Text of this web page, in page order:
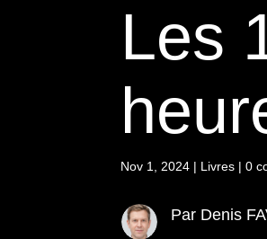
Les
Nov 1, 2024 | Livres |0
Par Denis